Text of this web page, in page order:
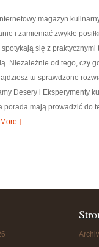
magazyn
i zamieniać zwykłe
spotykają się z
Niezależnie od tego, czy
tu sprawdzone
Desery i Eksperymenty
mają prowadzić do
]